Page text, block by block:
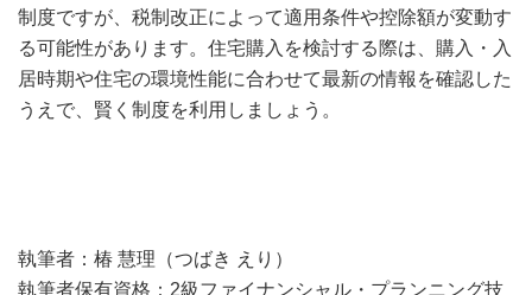
制度ですが、税制改正によって適用条件や控除額が変動す
る可能性があります。住宅購入を検討する際は、購入・入
居時期や住宅の環境性能に合わせて最新の情報を確認した
うえで、賢く制度を利用しましょう。
執筆者：椿 慧理（つばき えり）
執筆者保有資格：2級ファイナンシャル・プランニング技